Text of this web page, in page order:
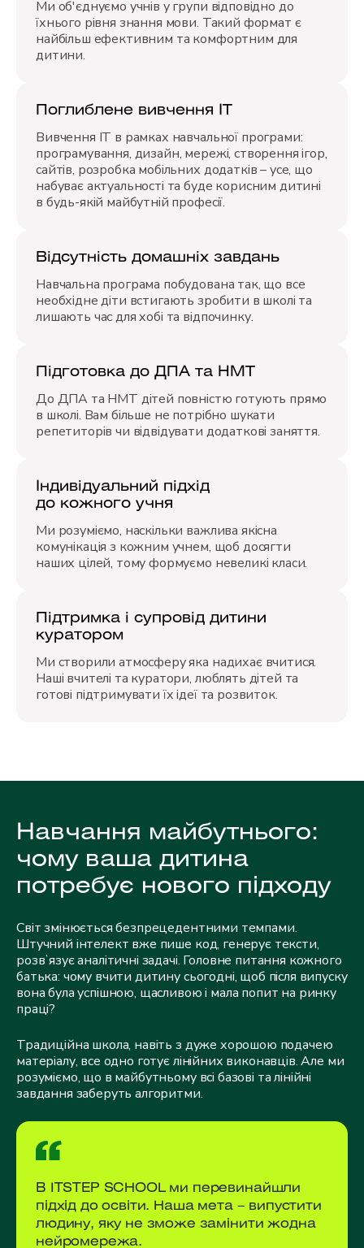
Ми об'єднуємо учнів у групи відповідно до
їхнього рівня знання мови. Такий формат є
найбільш ефективним та комфортним для
дитини.
Поглиблене вивчення ІТ
Вивчення ІТ в рамках навчальної програми:
програмування, дизайн, мережі, створення ігор,
сайтів, розробка мобільних додатків – усе, що
набуває актуальності та буде корисним дитині
в будь-якій майбутній професії.
Відсутність домашніх завдань
Навчальна програма побудована так, що все
необхідне діти встигають зробити в школі та
лишають час для хобі та відпочинку.
Підготовка до ДПА та НМТ
До ДПА та НМТ дітей повністю готують прямо
в школі. Вам більше не потрібно шукати
репетиторів чи відвідувати додаткові заняття.
Індивідуальний підхід
до кожного учня
Ми розуміємо, наскільки важлива якісна
комунікація з кожним учнем, щоб досягти
наших цілей, тому формуємо невеликі класи.
Підтримка і супровід дитини
куратором
Ми створили атмосферу яка надихає вчитися.
Наші вчителі та куратори, люблять дітей та
готові підтримувати їх ідеї та розвиток.
Навчання майбутнього:
чому ваша дитина
потребує нового підходу
Світ змінюється безпрецедентними темпами.
Штучний інтелект вже пише код, генерує тексти,
розвʼязує аналітичні задачі. Головне питання кожного
батька: чому вчити дитину сьогодні, щоб після випуску
вона була успішною, щасливою і мала попит на ринку
праці?
Традиційна школа, навіть з дуже хорошою подачею
матеріалу, все одно готує лінійних виконавців. Але ми
розуміємо, що в майбутньому всі базові та лінійні
завдання заберуть алгоритми.
В ІТSTEP SCHOOL ми перевинайшли
підхід до освіти. Наша мета – випустити
людину, яку не зможе замінити жодна
нейромережа.